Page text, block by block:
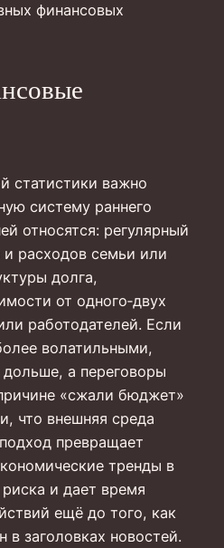
финансовых
статистики важно
систему раннего
относятся: регулярный
расходов семьи или
долга,
от одного‑двух
работодателей. Если
волатильными,
а переговоры
«сжали бюджет»
что внешняя среда
превращает
тренды в
и дает время
ещё до того, как
в заголовках новостей.